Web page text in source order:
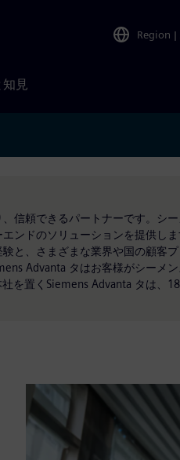
Region |
知見
信頼できるパートナーです。シ
ンドのソリューションを提供しま
と、さまざまな業界や国の顧客
Advanta タはお客様がシーメ
を置くSiemens Advanta タは、